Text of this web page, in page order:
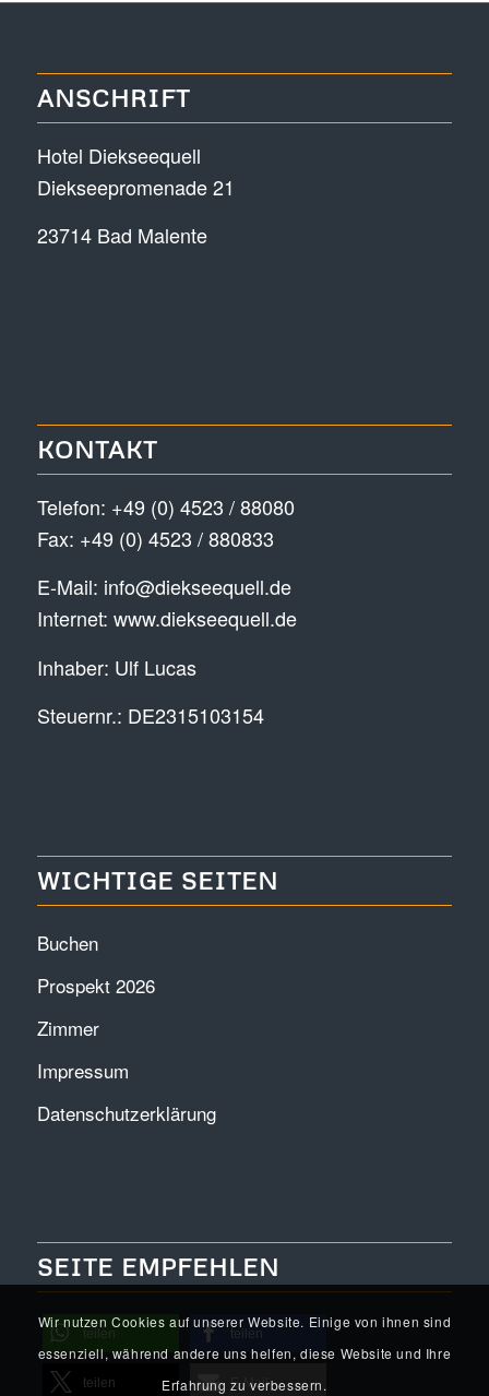
ANSCHRIFT
Hotel Diekseequell
Diekseepromenade 21
23714 Bad Malente
KONTAKT
Telefon: +49 (0) 4523 / 88080
Fax: +49 (0) 4523 / 880833
E-Mail: info@diekseequell.de
Internet: www.diekseequell.de
Inhaber: Ulf Lucas
Steuernr.: DE2315103154
WICHTIGE SEITEN
Buchen
Prospekt 2026
Zimmer
Impressum
Datenschutzerklärung
SEITE EMPFEHLEN
teilen teilen
teilen E-Mail
Wir nutzen Cookies auf unserer Website. Einige von ihnen sind
essenziell, während andere uns helfen, diese Website und Ihre
Erfahrung zu verbessern.